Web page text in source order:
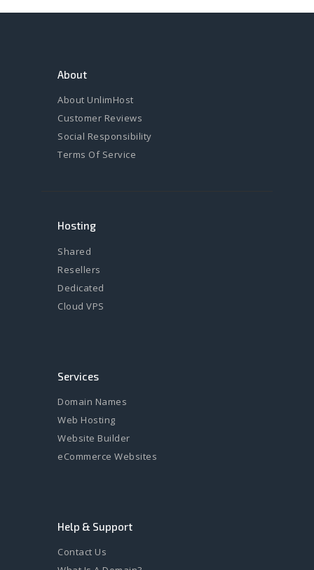
About
About UnlimHost
Customer Reviews
Social Responsibility
Terms Of Service
Hosting
Shared
Resellers
Dedicated
Cloud VPS
Services
Domain Names
Web Hosting
Website Builder
eCommerce Websites
Help & Support
Contact Us